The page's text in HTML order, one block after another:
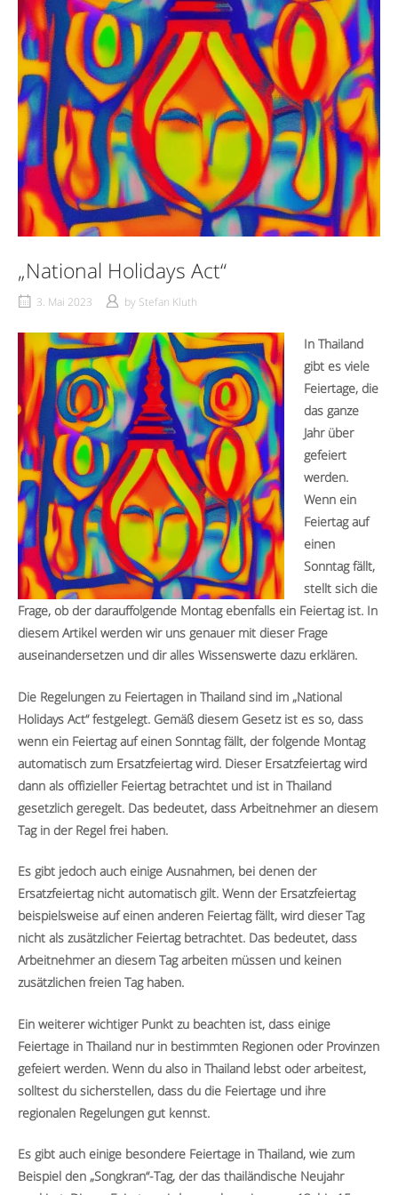
„National Holidays Act“
3. Mai 2023 by Stefan Kluth
In Thailand
gibt es viele
Feiertage, die
das ganze
Jahr über
gefeiert
werden.
Wenn ein
Feiertag auf
einen
Sonntag fällt,
stellt sich die
Frage, ob der darauffolgende Montag ebenfalls ein Feiertag ist. In
diesem Artikel werden wir uns genauer mit dieser Frage
auseinandersetzen und dir alles Wissenswerte dazu erklären.
Die Regelungen zu Feiertagen in Thailand sind im „National
Holidays Act“ festgelegt. Gemäß diesem Gesetz ist es so, dass
wenn ein Feiertag auf einen Sonntag fällt, der folgende Montag
automatisch zum Ersatzfeiertag wird. Dieser Ersatzfeiertag wird
dann als offizieller Feiertag betrachtet und ist in Thailand
gesetzlich geregelt. Das bedeutet, dass Arbeitnehmer an diesem
Tag in der Regel frei haben.
Es gibt jedoch auch einige Ausnahmen, bei denen der
Ersatzfeiertag nicht automatisch gilt. Wenn der Ersatzfeiertag
beispielsweise auf einen anderen Feiertag fällt, wird dieser Tag
nicht als zusätzlicher Feiertag betrachtet. Das bedeutet, dass
Arbeitnehmer an diesem Tag arbeiten müssen und keinen
zusätzlichen freien Tag haben.
Ein weiterer wichtiger Punkt zu beachten ist, dass einige
Feiertage in Thailand nur in bestimmten Regionen oder Provinzen
gefeiert werden. Wenn du also in Thailand lebst oder arbeitest,
solltest du sicherstellen, dass du die Feiertage und ihre
regionalen Regelungen gut kennst.
Es gibt auch einige besondere Feiertage in Thailand, wie zum
Beispiel den „Songkran“-Tag, der das thailändische Neujahr